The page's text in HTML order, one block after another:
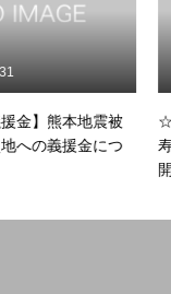
HOME
☆令和8年度 事業者向
寿命化リフォームセ